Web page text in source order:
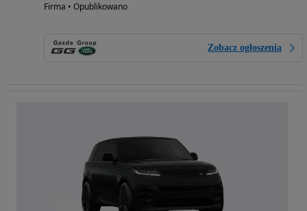
Firma • Opublikowano
Zobacz ogłoszenia